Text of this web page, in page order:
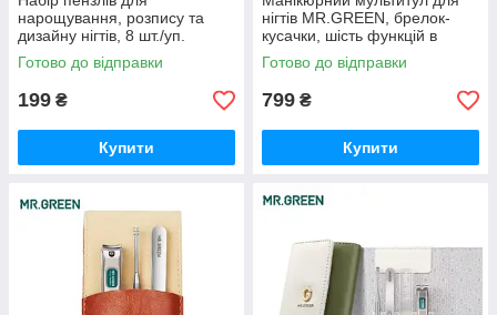
нарощування, розпису та
дизайну нігтів, 8 шт./уп.
(рожеві)
Готово до відправки
199 ₴
Купити
нігтів MR.GREEN, брелок-
кусачки, шість функцій в
одному, нержавіюча сталь.
Готово до відправки
799 ₴
Купити